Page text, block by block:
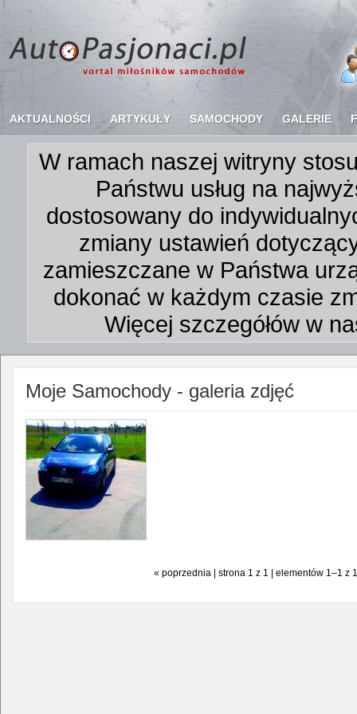
AKTUALNOŚCI ARTYKUŁY SAMOCHODY GALERIE
W ramach naszej witryny
Państwu usług na
dostosowany do
zmiany ustawień
zamieszczane w Państwa
dokonać w każdym czasie
Więcej szczegółów w
Moje Samochody - galeria zdjęć
« poprzednia | strona 1 z 1 | elementów 1–1 z